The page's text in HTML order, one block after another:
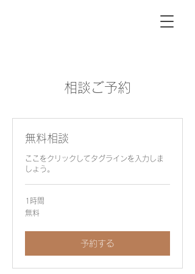
相談ご予約
無料相談
ここをクリックしてタグラインを入力しま
しょう。
1時間
無
無料
予約する